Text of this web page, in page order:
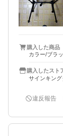
持ち運びは
したので、
いきます。
見たりする時
取らないので
購入した商品
カラー/ブラ
購入したスト
サインキング
違反報告